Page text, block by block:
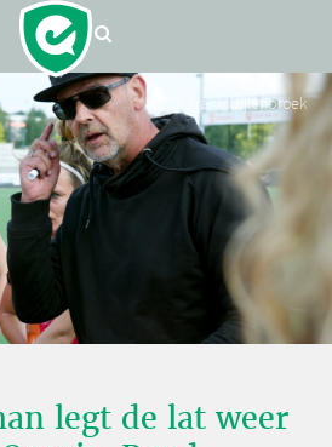
Foto: Frank Uijlenbroek
legt de lat weer